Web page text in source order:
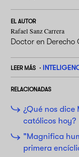
EL AUTOR
Rafael Sanz Carrera
Doctor en Derecho
LEER MÁS
RELACIONADAS
¿Qué nos dice
católicos hoy?
"Magnifica
primera